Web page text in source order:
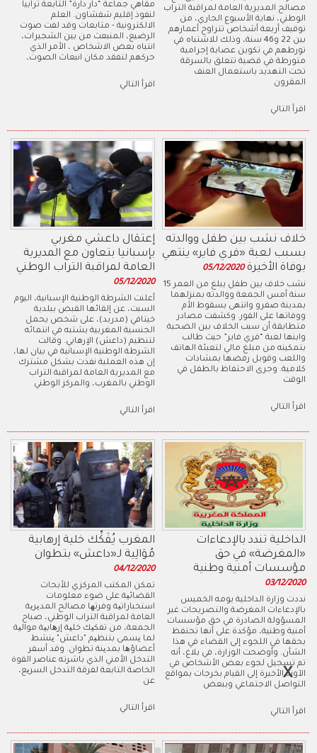
مقاهي جماعة “دار دارة” التابعة ترابيا
لنفوذ إقليم شفشاون. العلم
الالكترونية - متابعات وقد لفت صوت
الرضيع، المنبعث من بين الشجيرات،
انتباه بعض الاشخاص ، الأمر الذي
حركهم لتفقد مكان انبعاث الصوت،
اقرأ التالي
مصالح المديرية العامة لمراقبة التراب
الوطني، نهاية الأسبوع الجاري، من
توقيف أربعة أشخاص تتراوح أعمارهم
بين 22 و46 سنة، وذلك للاشتباه في
تورطهم في تكوين عصابة إجرامية
متورطة في قضية تتعلق بالسرقة
تحت التهديد باستعمال العنف
المقرون
اقرأ التالي
إعتقال داعشي مغربي
بإسبانيا بتعاون مع المديرية
العامة لمراقبة التراب الوطني
05/12/2020
أعلنت الشرطة الوطنية الإسبانية، اليوم
السبت، عن إلقائها القبض ببلدية
خيتافي (مدريد)، على شخص يحمل
الجنسية المغربية يشتبه في انتمائه
لتنظيم (داعش) الإرهابي. وقالت
الشرطة الوطنية الإسبانية في بيان لها،
إن هذه العملية نفذت بشكل مشترك
مع المديرية العامة لمراقبة التراب
الوطني بالمغرب، والمركز الوطني
اقرأ التالي
خلاف نشب بين طفل ووالدته
بسبب لعبة «فري فاير» ينتهي
بوفاة الأخيرة 05/12/2020
نشب خلاف بين طفل يبلغ من العمر 15
سنة أمس الجمعة ووالدته بمنزلهما
بمدينة صفرو وانتهى بسقوط الأم
ووفاتها على الفور. وكشفت مصادر
متطابقة أن سبب الخلاف بين الضحية
وابنها لعبة “فري فاير” حيث طالب
بتمكينه من مبلغ مالي لتعبئة الهاتف
واللعب وقوبل رفضها بمشادات
كلامية.​ وجرى الاحتفاظ بالطفل في
الوقت
اقرأ التالي
المغرب يُفَكِّك خلية إرهابية
مُوَالِية لـ«داعش» بتطوان
04/12/2020
تمكن المكتب المركزي للأبحاث
القضائیة على ضوء معلومات
استخباراتیة وفرتھا مصالح المدیریة
العامة لمراقبة التراب الوطني، صباح
الجمعة، من تفكیك خلیة إرھابیة موالیة
لما یسمى بتنظیم "داعش" ینشط
أعضاؤھا بمدینة تطوان. وقد أسفر
التدخل الأمني الذي باشرته عناصر القوة
الخاصة التابعة لفرقة التدخل السریع،
عن
اقرأ التالي
الداخلية تندد بالإدعاءات
«المغرضة» في حق
مؤسسات أمنية وطنية
03/12/2020
نددت وزارة الداخلية يومه الخميس
بالإدعاءات المغرضة والتصريحات غير
المسؤولة الصادرة في حق مؤسسات
أمنية وطنية، مؤكدة على أنها تحتفظ
بحقها في اللجوء إلى القضاء في هذا
الشأن. وأوضحت الوزارة، في بلاغ، أنه
تم تسجيل لجوء بعض الأشخاص في
الآونة الأخيرة إلى القيام بخرجات بمواقع
التواصل الاجتماعي وببعض
اقرأ التالي